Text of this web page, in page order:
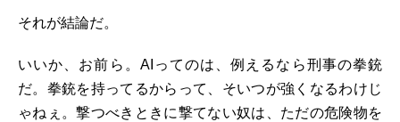
それが結論だ。
いいか、お前ら。AIってのは、例えるなら刑事の拳銃
だ。拳銃を持ってるからって、そいつが強くなるわけじ
ゃねぇ。撃つべきときに撃てない奴は、ただの危険物を